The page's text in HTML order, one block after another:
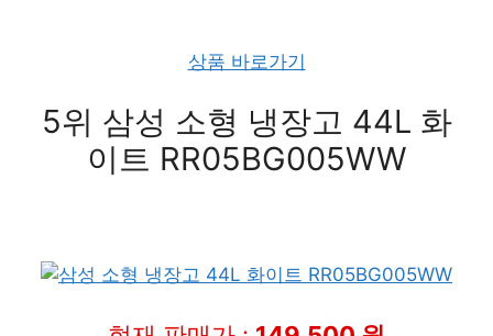
상품 바로가기
5위 삼성 소형 냉장고 44L 화
이트 RR05BG005WW